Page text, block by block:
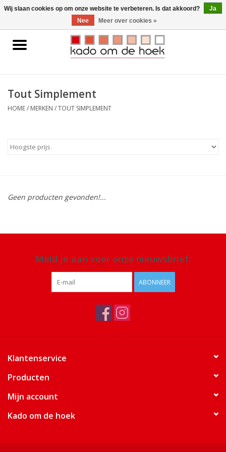
0 Artikelen - €0,00
Home
Gadgets
Tout Simplement
HOME/ MERKEN /TOUT SIMPLEMENT
Geen producten gevonden!...
Meld je aan voor onze nieuwsbrief:
ABONNEER
Klantenservice
Producten
Mijn account
Kado om de hoek
Wij slaan cookies op om onze website te verbeteren. Is dat akkoord?
Ja
Nee
Meer over cookies »